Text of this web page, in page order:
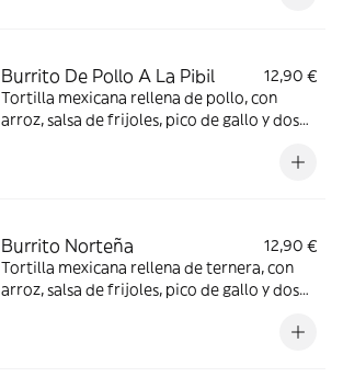
Burrito De Pollo A La Pibil
12,90 €
Tortilla mexicana rellena de pollo, con
arroz, salsa de frijoles, pico de gallo y dos
Burrito Norteña
12,90 €
Tortilla mexicana rellena de ternera, con
arroz, salsa de frijoles, pico de gallo y dos